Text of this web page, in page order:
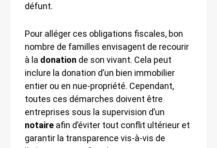
défunt.
Pour alléger ces obligations fiscales, bon
nombre de familles envisagent de recourir
à la donation de son vivant. Cela peut
inclure la donation d’un bien immobilier
entier ou en nue-propriété. Cependant,
toutes ces démarches doivent être
entreprises sous la supervision d’un
notaire afin d’éviter tout conflit ultérieur et
garantir la transparence vis-à-vis de